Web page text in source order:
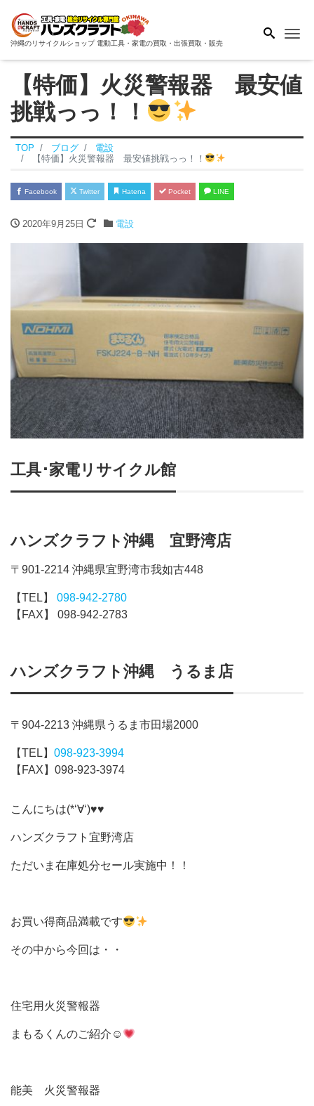
沖縄のリサイクルショップ 電動工具・家電の買取・出張買取・販売
【特価】火災警報器 最安値
挑戦っっ！！
TOP ブログ
電設
【特価】火災警報器 最安値挑戦っっ！！
Facebook Twitter Hatena Pocket LINE
2020年9月25日 電設
工具･家電リサイクル館
ハンズクラフト沖縄 宜野湾店
〒901-2214 沖縄県宜野湾市我如古448
【TEL】 098-942-2780
【FAX】 098-942-2783
ハンズクラフト沖縄 うるま店
〒904-2213 沖縄県うるま市田場2000
【TEL】 098-923-3994
【FAX】098-923-3974
こんにちは(*‘∀‘)♥♥
ハンズクラフト宜野湾店
ただいま在庫処分セール実施中！！
お買い得商品満載です
その中から今回は・・
住宅用火災警報器
まもるくんのご紹介☺
能美 火災警報器